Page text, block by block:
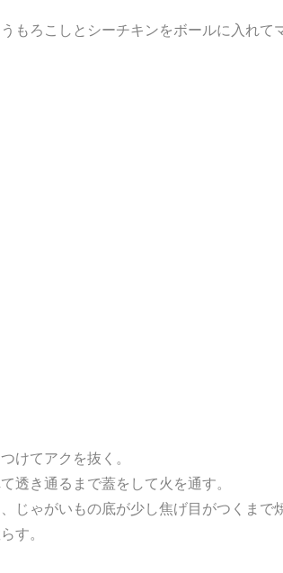
ろこしとシーチキンをボールに入れて
けてアクを抜く。
き通るまで蓋をして火を通す。
ゃがいもの底が少し焦げ目がつくまで
す。